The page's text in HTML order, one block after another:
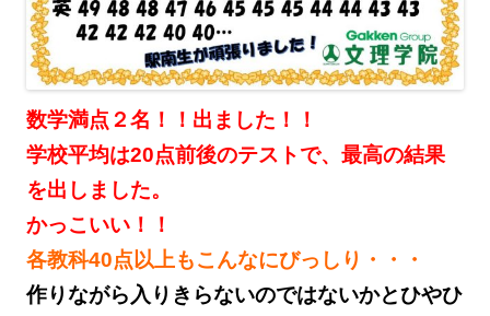
数学満点２名！！出ました！！
学校平均は20点前後のテストで、最高の結果
を出しました。
かっこいい！！
各教科40点以上もこんなにびっしり・・・
作りながら入りきらないのではないかとひやひ